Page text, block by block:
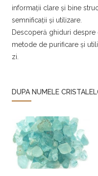
informații clare și bine
semnificații și utilizare.
Descoperă ghiduri despre
metode de purificare și
zi.
DUPA NUMELE